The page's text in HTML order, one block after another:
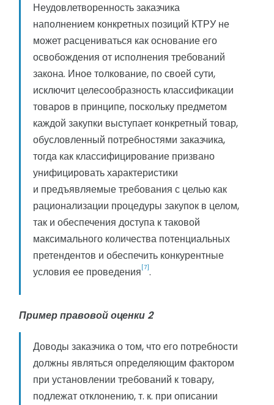
Неудовлетворенность заказчика
наполнением конкретных позиций КТРУ не
может расцениваться как основание его
освобождения от исполнения требований
закона. Иное толкование, по своей сути,
исключит целесообразность классификации
товаров в принципе, поскольку предметом
каждой закупки выступает конкретный товар,
обусловленный потребностями заказчика,
тогда как классифицирование призвано
унифицировать характеристики
и предъявляемые требования с целью как
рационализации процедуры закупок в целом,
так и обеспечения доступа к таковой
максимального количества потенциальных
претендентов и обеспечить конкурентные
условия ее проведения [7].
Пример правовой оценки 2
Доводы заказчика о том, что его потребности
должны являться определяющим фактором
при установлении требований к товару,
подлежат отклонению, т. к. при описании